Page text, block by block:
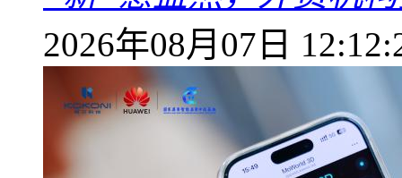
2026年08月07日